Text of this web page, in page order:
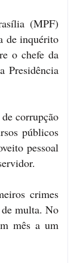
(MPF)
de inquérito
o chefe da
Presidência
corrupção
públicos
pessoal
crimes
multa. No
mês a um